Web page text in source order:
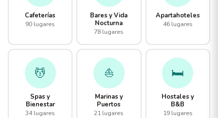
Cafeterías
90 lugares
Bares y Vida
Nocturna
78 lugares
Apartahoteles
46 lugares
💆
Spas y
Bienestar
34 lugares
⛵
Marinas y
Puertos
21 lugares
🛏️
Hostales y
B&B
19 lugares